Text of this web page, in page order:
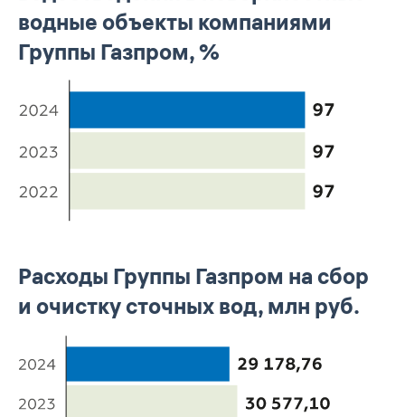
водные объекты компаниями
Группы Газпром, %
Расходы Группы Газпром на сбор
и очистку сточных вод, млн руб.